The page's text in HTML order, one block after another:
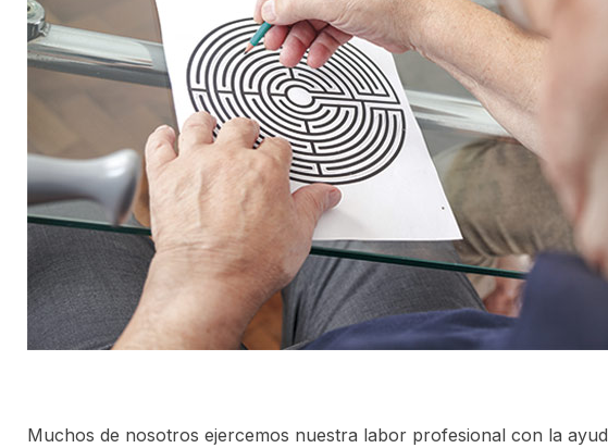
Muchos de nosotros ejercemos nuestra labor profesional con la